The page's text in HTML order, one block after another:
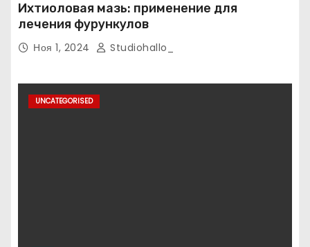
Ихтиоловая мазь: применение для
лечения фурункулов
Ноя 1, 2024 Studiohallo_
UNCATEGORISED